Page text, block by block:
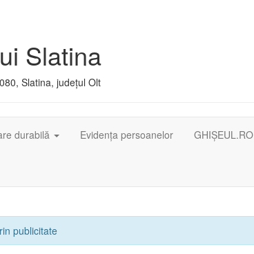
Slatina
Slatina, județul Olt
durabilă Evidența persoanelor GHIȘEUL.RO
publicitate